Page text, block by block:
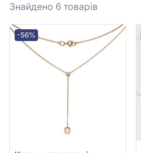
Знайдено 6 товарів
-56%